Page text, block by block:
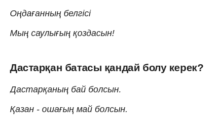
Оңдағанның белгісі
Мың саулығың қоздасын!
Дастарқан батасы қандай болу керек?
Дастарқаның бай болсын.
Қазан - ошағың май болсын.